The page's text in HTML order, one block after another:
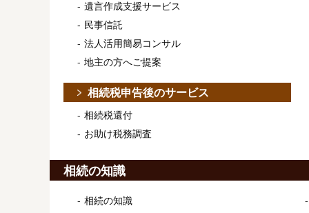
遺言作成支援サービス
民事信託
法人活用簡易コンサル
地主の方へご提案
相続税申告後のサービス
相続税還付
お助け税務調査
相続の知識
相続の知識